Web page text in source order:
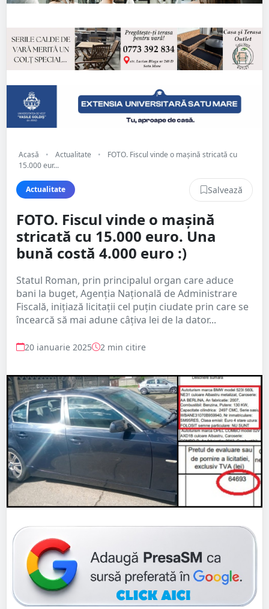
Acasă • Actualitate •
FOTO. Fiscul vinde o mașină stricată cu
15.000 eur...
Actualitate Salvează
FOTO. Fiscul vinde o mașină
stricată cu 15.000 euro. Una
bună costă 4.000 euro :)
Statul Roman, prin principalul organ care aduce
bani la buget, Agenția Națională de Administrare
Fiscală, inițiază licitații cel puțin ciudate prin care se
încearcă să mai adune câțiva lei de la dator...
20 ianuarie 2025 2 min citire